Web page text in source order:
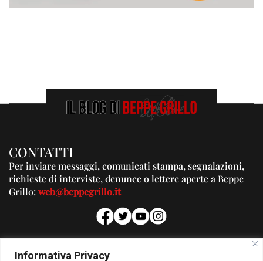
Informativa Privacy
CONTATTI
Per inviare messaggi, comunicati stampa, segnalazioni,
richieste di interviste, denunce o lettere aperte a Beppe
Grillo:web@beppegrillo.it
PUBBLICITA'